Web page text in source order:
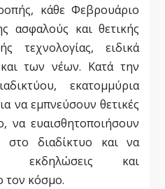
κάθε Φεβρουάριο
ασφαλούς και θετικής
τεχνολογίας, ειδικά
των νέων. Κατά την
εκατομμύρια
να εμπνεύσουν θετικές
να ευαισθητοποιήσουν
στο διαδίκτυο και να
εκδηλώσεις και
τον κόσμο.